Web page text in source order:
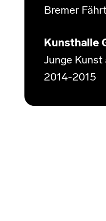
Bremer
Kunsthalle
Junge Kunst
2014-2015